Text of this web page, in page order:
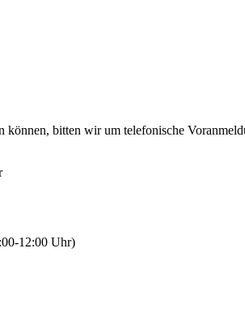
können, bitten wir um telefonische
12:00 Uhr)